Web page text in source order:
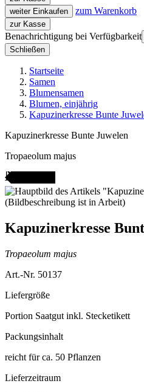
weiter Einkaufen
zum Warenkorb
zur Kasse
Benachrichtigung bei Verfügbarkeit
Schließen
Startseite
Samen
Blumensamen
Blumen, einjährig
Kapuzinerkresse Bunte
Kapuzinerkresse Bunte Juwelen
Tropaeolum majus
Kapuzinerkresse
Tropaeolum majus
Art.-Nr. 50137
Liefergröße
Portion Saatgut inkl. Stecketikett
Packungsinhalt
reicht für ca. 50 Pflanzen
Lieferzeitraum